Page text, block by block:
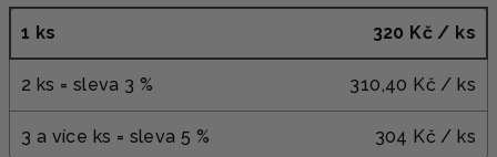
1 ks 320 Kč / ks
2 ks = sleva 3 % 310,40 Kč / ks
3 a více ks = sleva 5 % 304 Kč / ks